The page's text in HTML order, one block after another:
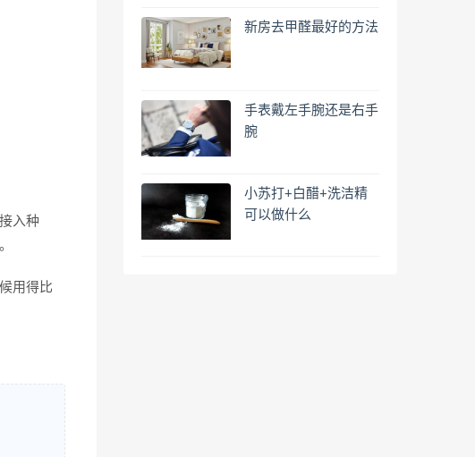
入种
用得比
新房去甲醛最好的方法
手表戴左手腕还是右手
腕
小苏打+白醋+洗洁精
可以做什么